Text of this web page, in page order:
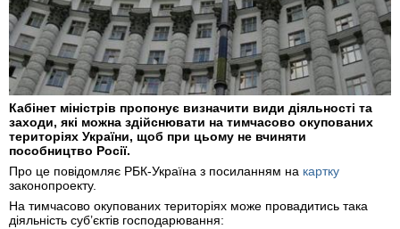
Кабінет міністрів пропонує визначити види діяльності та
заходи, які можна здійснювати на тимчасово окупованих
територіях України, щоб при цьому не вчиняти
пособництво Росії.
Про це повідомляє РБК-Україна з посиланням на картку
законопроекту.
На тимчасово окупованих територіях може провадитись така
діяльність суб’єктів господарювання: